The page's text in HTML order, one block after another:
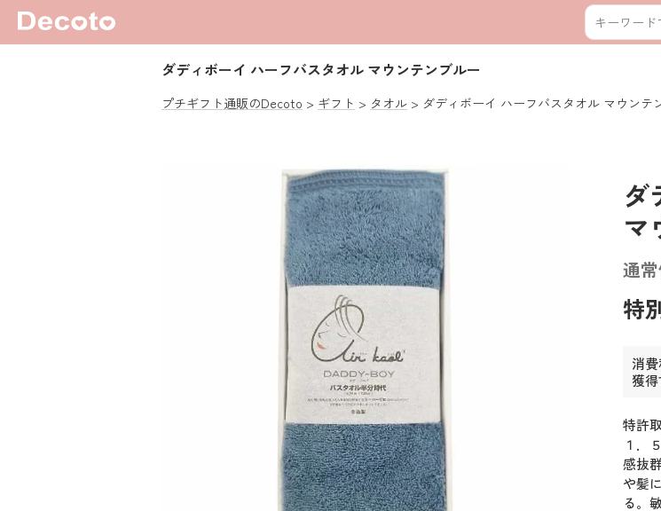
ダディボーイ ハーフバスタオル マウンテンブルー
プチギフト通販のDecoto ギフト タオル ダディボーイ ハーフバスタオル マウンテ
ダ
マ
通
特
消費
獲
特許
１．
感抜
や髪
る。